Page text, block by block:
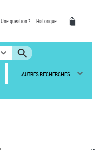
Une question ? Historique
AUTRES RECHERCHES